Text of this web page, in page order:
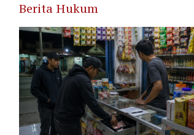
Berita Hukum